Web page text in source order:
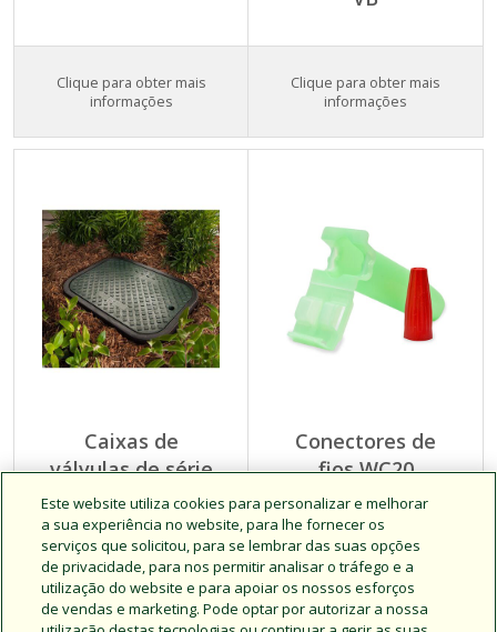
Clique para obter mais
informações
Clique para obter mais
informações
Caixas de
válvulas de série
profissional PVB
Clique para obter mais
informações
Conectores de
fios WC20
Clique para obter mais
informações
Este website utiliza cookies para personalizar e melhorar
a sua experiência no website, para lhe fornecer os
serviços que solicitou, para se lembrar das suas opções
de privacidade, para nos permitir analisar o tráfego e a
utilização do website e para apoiar os nossos esforços
de vendas e marketing. Pode optar por autorizar a nossa